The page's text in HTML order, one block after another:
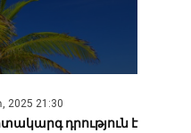
21:30
դրություն է